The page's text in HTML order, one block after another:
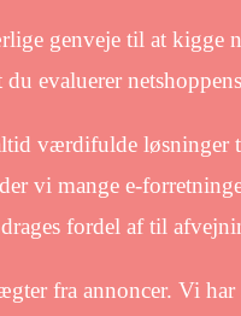
genveje til at kigge
evaluerer
værdifulde
vi mange e-
fordel af til
fra annoncer. Vi